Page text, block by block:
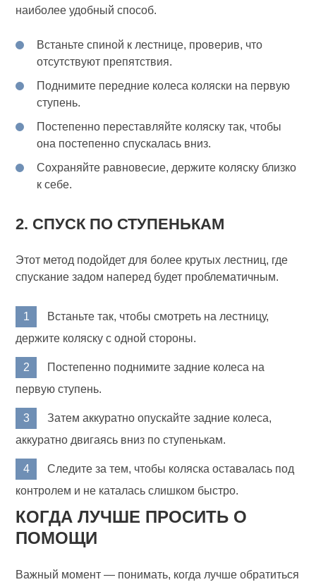
наиболее удобный способ.
Встаньте спиной к лестнице, проверив, что
отсутствуют препятствия.
Поднимите передние колеса коляски на первую
ступень.
Постепенно переставляйте коляску так, чтобы
она постепенно спускалась вниз.
Сохраняйте равновесие, держите коляску близко
к себе.
2. СПУСК ПО СТУПЕНЬКАМ
Этот метод подойдет для более крутых лестниц, где
спускание задом наперед будет проблематичным.
Встаньте так, чтобы смотреть на лестницу,
держите коляску с одной стороны.
Постепенно поднимите задние колеса на
первую ступень.
Затем аккуратно опускайте задние колеса,
аккуратно двигаясь вниз по ступенькам.
Следите за тем, чтобы коляска оставалась под
контролем и не каталась слишком быстро.
КОГДА ЛУЧШЕ ПРОСИТЬ О
ПОМОЩИ
Важный момент — понимать, когда лучше обратиться